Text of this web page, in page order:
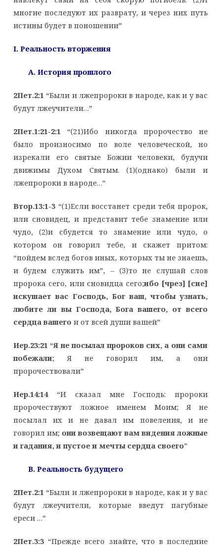
многие последуют их разврату, и через них путь
истины будет в поношении”
I. Реальность вторжения
A. История прошлого
2Пет.2:1“Были и лжепророки в народе, как и у вас
будут лжеучители…”
2Пет.1:21-2:1“(21)Ибо никогда пророчество не
было произносимо по воле человеческой, но
изрекали его святые Божии человеки, будучи
движимы Духом Святым. (1)(однако) были и
лжепророки в народе…”
Втор.13:1-3“(1)Если восстанет среди тебя пророк,
или сновидец, и представит тебе знамение или
чудо, (2)и сбудется то знамение или чудо, о
котором он говорил тебе, и скажет притом:
“пойдем вслед богов иных, которых ты не знаешь,
и будем служить им”, – (3)то не слушай слов
пророка сего, или сновидца сего;ибо [чрез] [сие]
искушает вас Господь, Бог ваш, чтобы узнать,
любите ли вы Господа, Бога вашего, от всего
сердца вашего и от всей души вашей”
Иер.23:21“Я не посылал пророков сих, а они сами
побежали; Я не говорил им, а они
пророчествовали”
Иер.14:14“И сказал мне Господь: пророки
пророчествуют ложное именем Моим; Я не
посылал их и не давал им повеления, и не
говорил им; они возвещают вам видения ложные
и гадания, и пустое и мечты сердца своего”
B. Реальность будущего
2Пет.2:1“Были и лжепророки в народе, как и у вас
будут лжеучители, которые введут пагубные
ереси …”
2Пет.3:3“Прежде всего знайте, что в последние